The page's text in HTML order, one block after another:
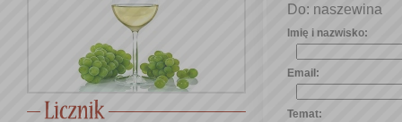
Do: naszewina
Imię i nazwisko:
Email:
Temat: